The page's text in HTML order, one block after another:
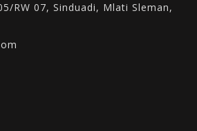
RW 07, Sinduadi, Mlati Sleman,